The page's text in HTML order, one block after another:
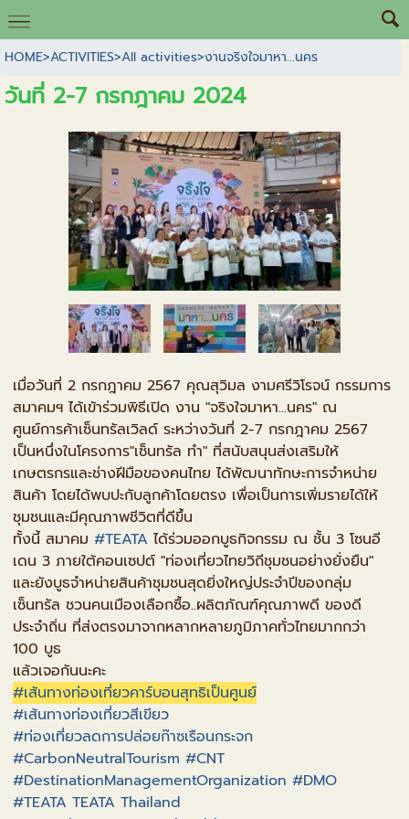
HOME>ACTIVITIES>All activities>งานจริงใจมาหา...นคร
วันที่ 2-7 กรกฎาคม 2024
เมื่อวันที่ 2 กรกฎาคม 2567 คุณสุวิมล งามศรีวิโรจน์ กรรมการ
สมาคมฯ ได้เข้าร่วมพิธีเปิด งาน "จริงใจมาหา...นคร" ณ
ศูนย์การค้าเซ็นทรัลเวิลด์ ระหว่างวันที่ 2-7 กรกฎาคม 2567
เป็นหนึ่งในโครงการ"เซ็นทรัล ทำ" ที่สนับสนุนส่งเสริมให้
เกษตรกรและช่างฝีมือของคนไทย ได้พัฒนาทักษะการจำหน่าย
สินค้า โดยได้พบปะกับลูกค้าโดยตรง เพื่อเป็นการเพิ่มรายได้ให้
ชุมชนและมีคุณภาพชีวิตที่ดีขึ้น
ทั้งนี้ สมาคม#TEATA ได้ร่วมออกบูธกิจกรรม ณ ชั้น 3 โซนอี
เดน 3 ภายใต้คอนเซปต์ "ท่องเที่ยวไทยวิถีชุมชนอย่างยั่งยืน"
และยังบูธจำหน่ายสินค้าชุมชนสุดยิ่งใหญ่ประจำปีของกลุ่ม
เซ็นทรัล ชวนคนเมืองเลือกซื้อ..ผลิตภัณฑ์คุณภาพดี ของดี
ประจำถิ่น ที่ส่งตรงมาจากหลากหลายภูมิภาคทั่วไทยมากกว่า
100 บูธ
แล้วเจอกันนะคะ
#เส้นทางท่องเที่ยวคาร์บอนสุทธิเป็นศูนย์
#เส้นทางท่องเที่ยวสีเขียว
#ท่องเที่ยวลดการปล่อยก๊าซเรือนกระจก
#CarbonNeutralTourism #CNT
#DestinationManagementOrganization #DMO
#TEATA TEATA Thailand